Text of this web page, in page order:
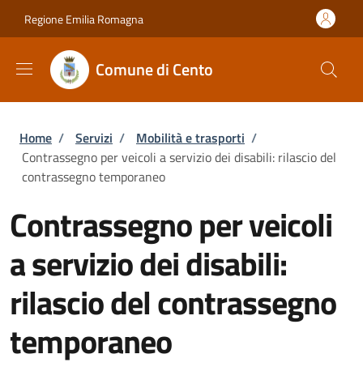
Regione Emilia Romagna
Comune di Cento
Briciole di pane
Home / Servizi / Mobilità e trasporti /
Contrassegno per veicoli a servizio dei disabili: rilascio del
contrassegno temporaneo
Contrassegno per veicoli
a servizio dei disabili:
rilascio del contrassegno
temporaneo